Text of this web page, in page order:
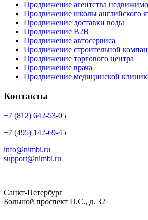
Продвижение агентства
Продвижение школы английского
Продвижение доставки воды
Продвижение B2B
Продвижение автосервиса
Продвижение строительной
Продвижение торгового центра
Продвижение врача
Продвижение медицинской
Контакты
+7 (812) 642-53-05
+7 (495) 142-69-45
info@nimbi.ru
support@nimbi.ru
Санкт-Петербург
Большой проспект П.С., д. 32